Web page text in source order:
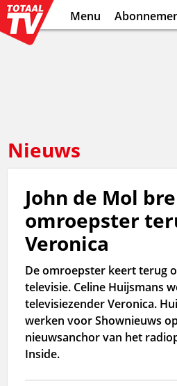
Menu
Nieuws
John de Mol
omroepster
Veronica
De omroepster keert terug
televisie. Celine Huijsmans
televisiezender Veronica.
werken voor Shownieuws
nieuwsanchor van het
Inside.